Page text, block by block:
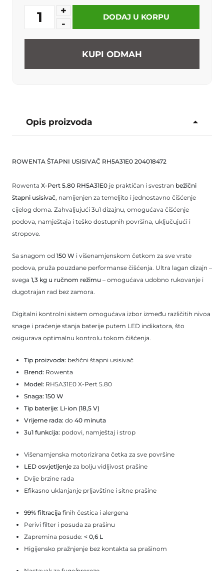
1
+
-
DODAJ U KORPU
KUPI ODMAH
Opis proizvoda
ROWENTA ŠTAPNI USISIVAČ RH5A31E0 204018472
Rowenta X‑Pert 5.80 RH5A31E0 je praktičan i svestran bežični
štapni usisivač, namijenjen za temeljito i jednostavno čišćenje
cijelog doma. Zahvaljujući 3u1 dizajnu, omogućava čišćenje
podova, namještaja i teško dostupnih površina, uključujući i
stropove.
Sa snagom od 150 W i višenamjenskom četkom za sve vrste
podova, pruža pouzdane performanse čišćenja. Ultra lagan dizajn –
svega 1,3 kg u ručnom režimu – omogućava udobno rukovanje i
dugotrajan rad bez zamora.
Digitalni kontrolni sistem omogućava izbor između različitih nivoa
snage i praćenje stanja baterije putem LED indikatora, što
osigurava optimalnu kontrolu tokom čišćenja.
Tip proizvoda: bežični štapni usisivač
Brend: Rowenta
Model: RH5A31E0 X‑Pert 5.80
Snaga: 150 W
Tip baterije: Li‑ion (18,5 V)
Vrijeme rada: do 40 minuta
3u1 funkcija: podovi, namještaj i strop
Višenamjenska motorizirana četka za sve površine
LED osvjetljenje za bolju vidljivost prašine
Dvije brzine rada
Efikasno uklanjanje prljavštine i sitne prašine
99% filtracija finih čestica i alergena
Perivi filter i posuda za prašinu
Zapremina posude: < 0,6 L
Higijensko pražnjenje bez kontakta sa prašinom